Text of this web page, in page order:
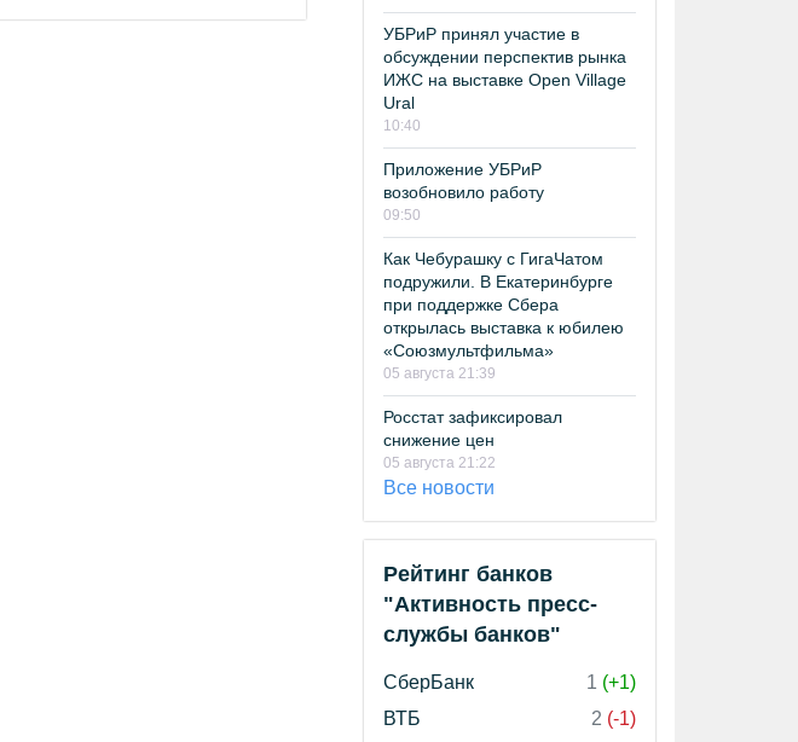
УБРиР принял участие в
обсуждении перспектив рынка
ИЖС на выставке Open Village
Ural
10:40
Приложение УБРиР
возобновило работу
09:50
Как Чебурашку с ГигаЧатом
подружили. В Екатеринбурге
при поддержке Сбера
открылась выставка к юбилею
«Союзмультфильма»
05 августа 21:39
Росстат зафиксировал
снижение цен
05 августа 21:22
Все новости
Рейтинг банков
"Активность пресс-
службы банков"
СберБанк 1 (+1)
ВТБ
2 (-1)